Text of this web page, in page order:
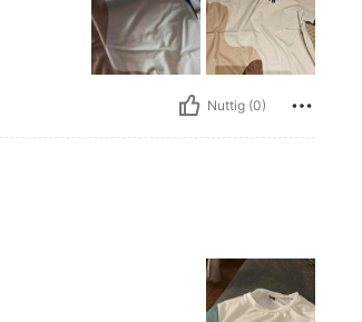
Nuttig (0)